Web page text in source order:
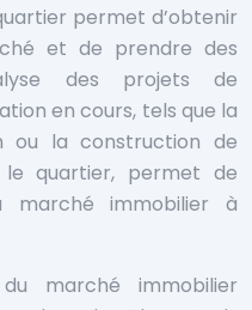
permet d’obtenir
et de prendre des
des projets de
en cours, tels que la
ou la construction de
le quartier, permet de
marché immobilier à
marché immobilier